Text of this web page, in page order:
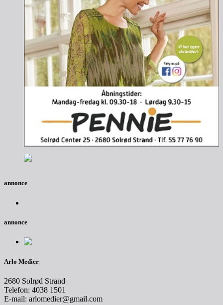
annonce
annonce
Arlo Medier
2680 Solrød Strand
Telefon: 4038 1501
E-mail: arlomedier@gmail.com